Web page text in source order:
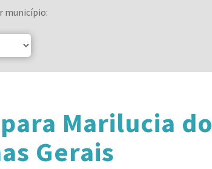
município:
Marilucia do
Gerais